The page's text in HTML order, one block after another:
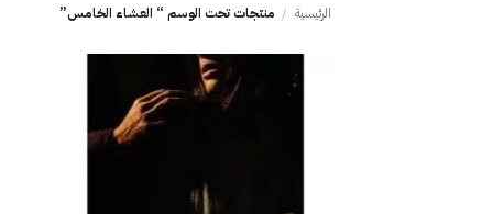
الرئيسية / منتجات تحت الوسم “‎ العشاء الخامس”
إلى
قائمة